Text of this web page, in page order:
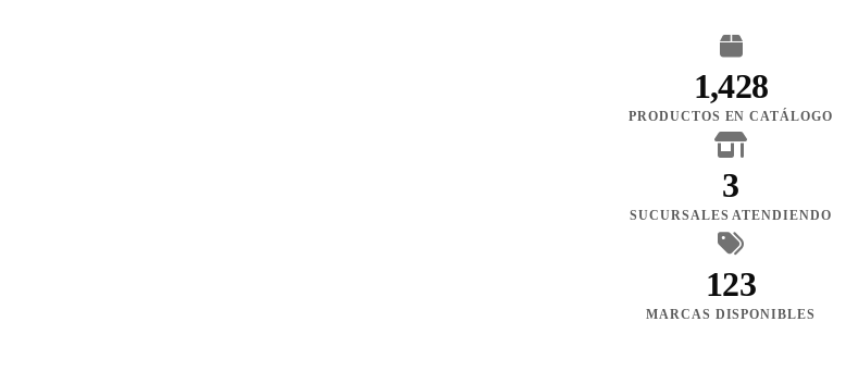
1,428
PRODUCTOS EN CATÁLOGO
3
SUCURSALES ATENDIENDO
123
MARCAS DISPONIBLES